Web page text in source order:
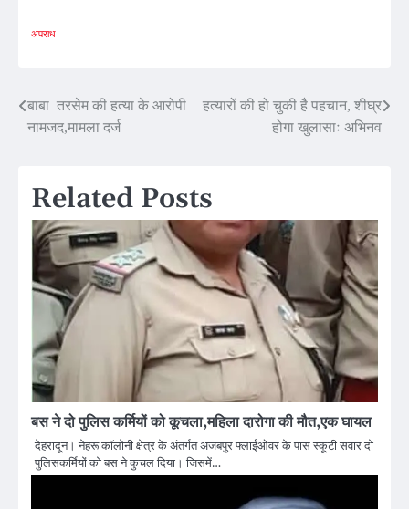
अपराध
Post
navigation
बाबा तरसेम की हत्या के आरोपी
नामजद,मामला दर्ज
हत्यारों की हो चुकी है पहचान, शीघ्र
होगा खुलासाः अभिनव
Related Posts
बस ने दो पुलिस कर्मियों को कूचला,महिला दारोगा की मौत,एक घायल
देहरादून। नेहरू कॉलोनी क्षेत्र के अंतर्गत अजबपुर फ्लाईओवर के पास स्कूटी सवार दो
पुलिसकर्मियों को बस ने कुचल दिया। जिसमें…